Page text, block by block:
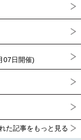
07日開催)
た記事をもっと見る